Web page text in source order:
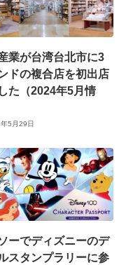
業が台湾台北市に3
ドの複合店を初出店
た（2024年5月情
5月29日
ーでディズニーのデ
スタンプラリーに参